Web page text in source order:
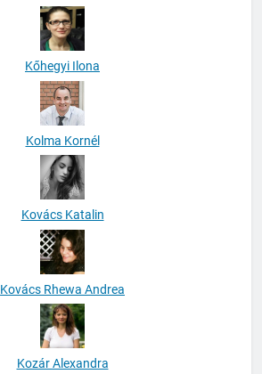
Kőhegyi Ilona
Kolma Kornél
Kovács Katalin
Kovács Rhewa Andrea
Kozár Alexandra